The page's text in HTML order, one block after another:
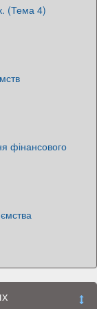
(Тема 4)
фінансового